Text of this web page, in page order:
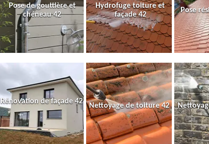
Pose de gouttière et
chéneau 42
Hydrofuge toiture et
façade 42
Pose
Rénovation de façade 42
Nettoyage de toiture 42